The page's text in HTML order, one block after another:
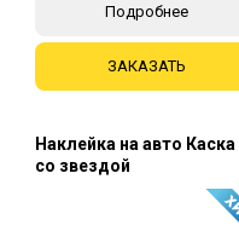
Подробнее
ЗАКАЗАТЬ
Наклейка на авто Каска
со звездой